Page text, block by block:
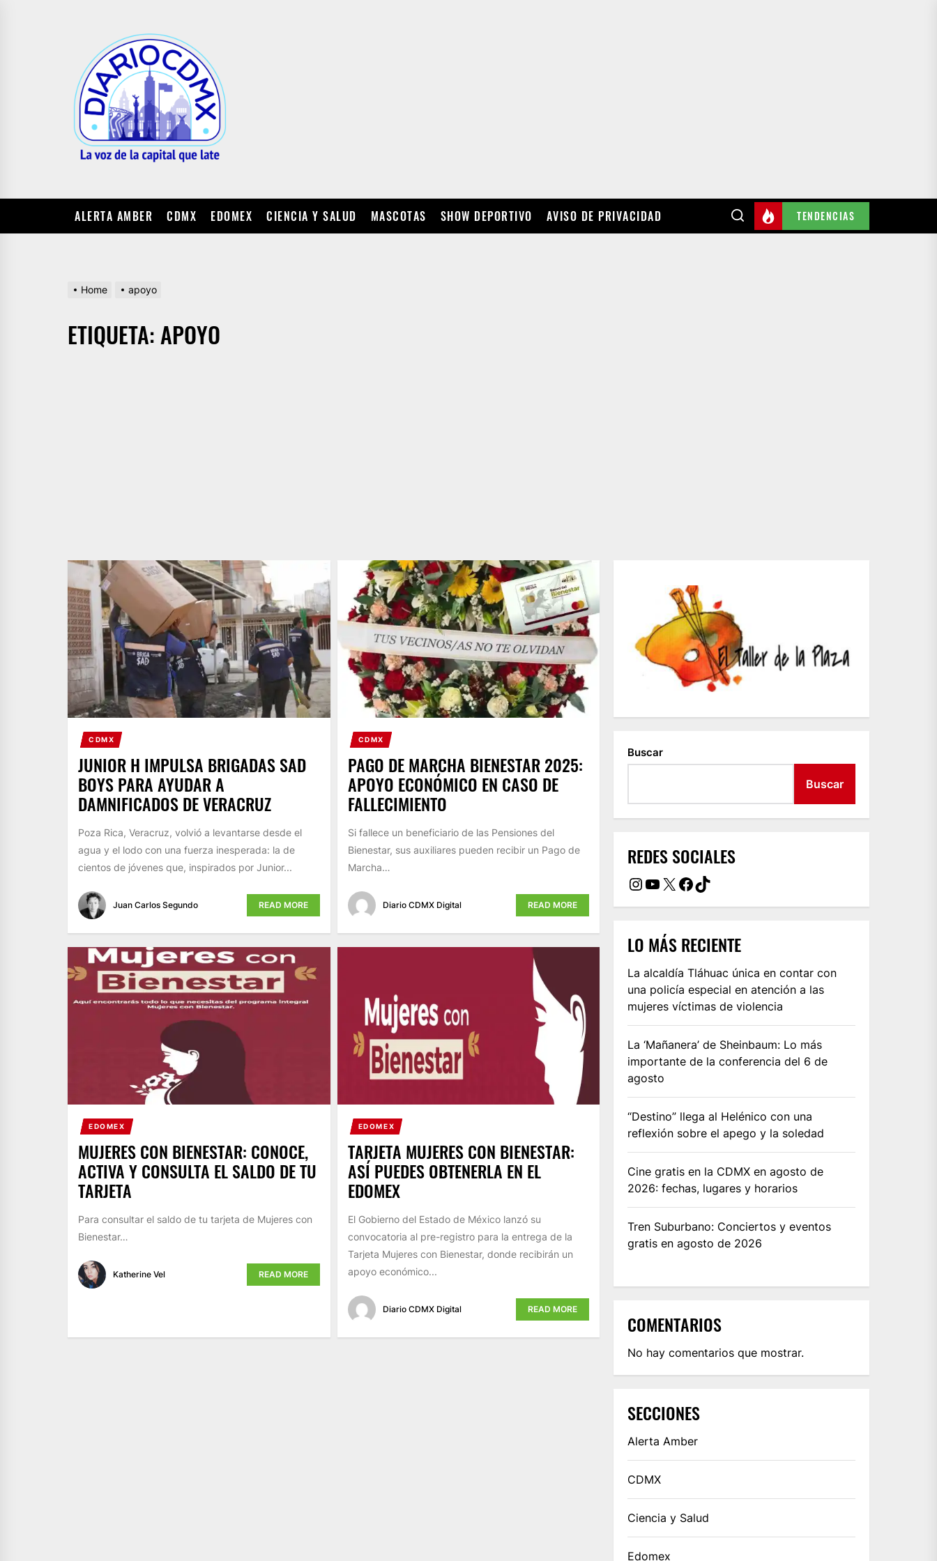
ALERTA AMBER CDMX EDOMEX CIENCIA Y SALUD MASCOTAS SHOW DEPORTIVO AVISO DE PRIVACIDAD TENDENCIAS
Home apoyo
ETIQUETA: APOYO
CDMX
JUNIOR H IMPULSA BRIGADAS SAD
BOYS PARA AYUDAR A
DAMNIFICADOS DE VERACRUZ
Poza Rica, Veracruz, volvió a levantarse desde el
agua y el lodo con una fuerza inesperada: la de
cientos de jóvenes que, inspirados por Junior...
Juan Carlos Segundo READ MORE
CDMX
PAGO DE MARCHA BIENESTAR 2025:
APOYO ECONÓMICO EN CASO DE
FALLECIMIENTO
Si fallece un beneficiario de las Pensiones del
Bienestar, sus auxiliares pueden recibir un Pago de
Marcha…
Diario CDMX Digital READ MORE
EDOMEX
MUJERES CON BIENESTAR: CONOCE,
ACTIVA Y CONSULTA EL SALDO DE TU
TARJETA
Para consultar el saldo de tu tarjeta de Mujeres con
Bienestar…
Katherine Vel READ MORE
EDOMEX
TARJETA MUJERES CON BIENESTAR:
ASÍ PUEDES OBTENERLA EN EL
EDOMEX
El Gobierno del Estado de México lanzó su
convocatoria al pre-registro para la entrega de la
Tarjeta Mujeres con Bienestar, donde recibirán un
apoyo económico...
Diario CDMX Digital READ MORE
Buscar
Buscar
REDES SOCIALES
Instagram
YouTube
X Facebook
TikTok
LO MÁS RECIENTE
La alcaldía Tláhuac única en contar con
una policía especial en atención a las
mujeres víctimas de violencia
La ‘Mañanera’ de Sheinbaum: Lo más
importante de la conferencia del 6 de
agosto
“Destino” llega al Helénico con una
reflexión sobre el apego y la soledad
Cine gratis en la CDMX en agosto de
2026: fechas, lugares y horarios
Tren Suburbano: Conciertos y eventos
gratis en agosto de 2026
COMENTARIOS
No hay comentarios que mostrar.
SECCIONES
Alerta Amber
CDMX
Ciencia y Salud
Edomex